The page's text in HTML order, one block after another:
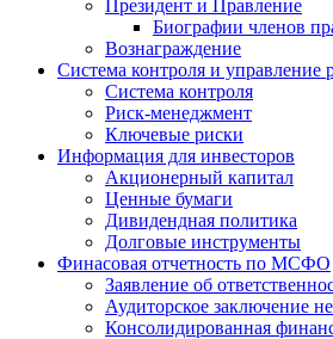
Президент и Правление
Биографии членов
Вознаграждение
Система контроля и управление
Система контроля
Риск-менеджмент
Ключевые риски
Информация для инвесторов
Акционерный капитал
Ценные бумаги
Дивидендная политика
Долговые инструменты
Финасовая отчетность по МСФО
Заявление об
Аудиторское заключение
Консолидированная